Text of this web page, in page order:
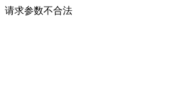
请求参数不合法